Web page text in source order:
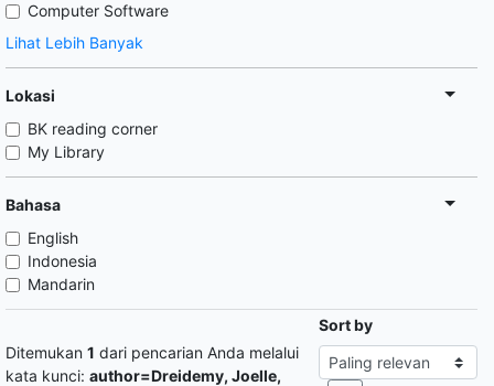
Computer Software
Lihat Lebih Banyak
Lokasi
BK reading corner
My Library
Bahasa
English
Indonesia
Mandarin
Ditemukan 1 dari pencarian Anda melalui
kata kunci: author=Dreidemy, Joelle,
Sort by